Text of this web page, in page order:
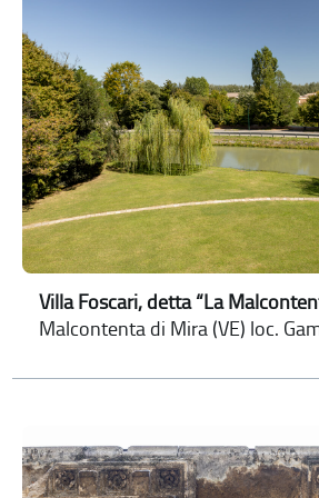
Villa Foscari, detta “La
Malcontenta di Mira (VE) loc.